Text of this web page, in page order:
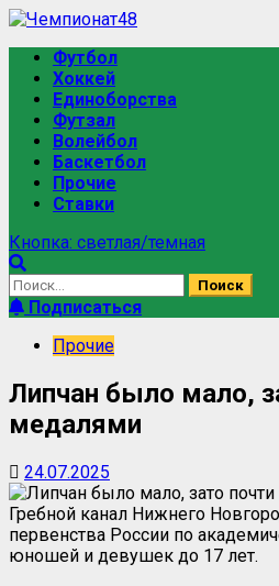
Футбол
Хоккей
Единоборства
Футзал
Волейбол
Баскетбол
Прочие
Ставки
Кнопка: светлая/темная
Подписаться
Прочие
Липчан было мало,
медалями
24.07.2025
Гребной канал Нижнего
первенства России по
юношей и девушек до 17 лет.